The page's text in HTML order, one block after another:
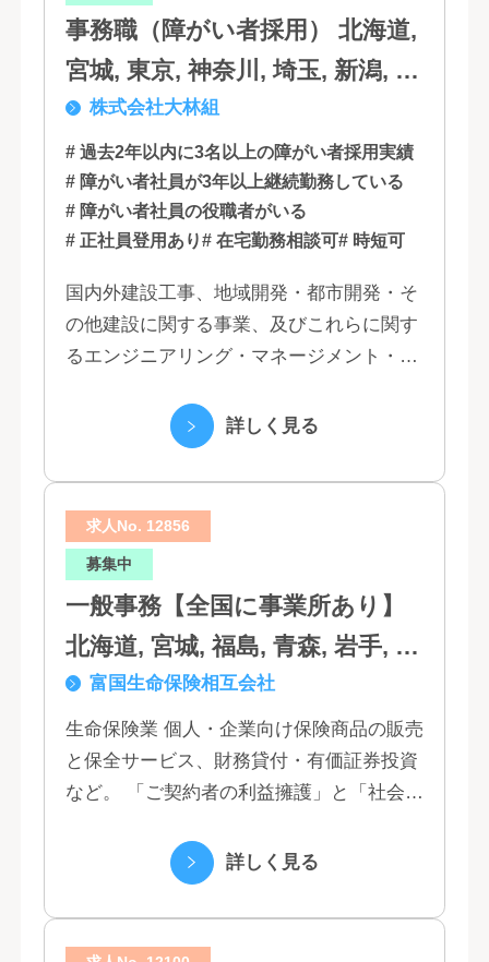
事務職（障がい者採用） 北海道,
宮城, 東京, 神奈川, 埼玉, 新潟, 愛
知, 大阪, 京都, 兵庫, 広島, 香川,
福岡
株式会社大林組
# 過去2年以内に3名以上の障がい者採用実績
# 障がい者社員が3年以上継続勤務している
# 障がい者社員の役職者がいる
# 正社員登用あり# 在宅勤務相談可 # 時短可
国内外建設工事、地域開発・都市開発・そ
の他建設に関する事業、及びこれらに関す
るエンジニアリング・マネージメント・コ
詳しく見る
求人No. 12856
募集中
一般事務【全国に事業所あり】
北海道, 宮城, 福島, 青森, 岩手, 秋
田, 山形, 東京, 神奈川, 千葉, 埼
玉, 茨城, 栃木, 群馬, 新潟, 石川,
富山, 福井, 長野, 山梨, 愛知, 静
岡, 三重, 岐阜, 大阪, 京都, 兵庫,
滋賀, 奈良, 和歌山, 広島, 岡山, 山
口, 鳥取, 島根, 香川, 愛媛, 徳島,
富国生命保険相互会社
生命保険業 個人・企業向け保険商品の販売
と保全サービス、財務貸付・有価証券投資
など。 「ご契約者の利益擁護」と「社会へ
づく「お客さま基点」をスローガンに掲
詳しく見る